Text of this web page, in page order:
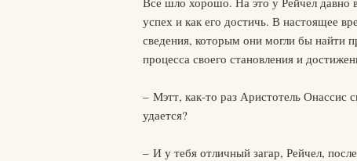
успех и как его достичь. В настоящее
сведения, которым они могли бы найти
процесса своего становления и
– Мэтт, как-то раз Аристотель Онассис
удается?
– И у тебя отличный загар, Рейчел,